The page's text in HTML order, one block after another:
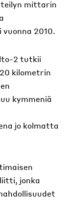
mittarin
2010.
2 tutkii
kilometrin
kymmeniä
jo kolmatta
jonka